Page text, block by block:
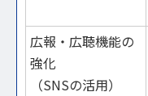
広報・広聴機能の
強化
（SNSの活用）